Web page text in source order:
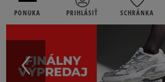
PONUKA PRIHLÁSIŤ SCHRÁNKA